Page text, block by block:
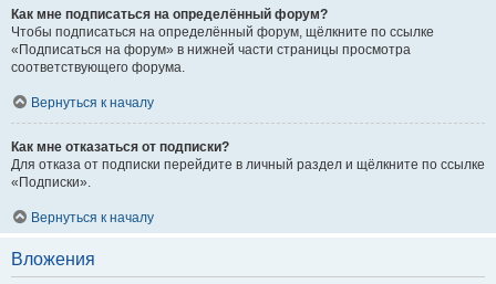
Как мне подписаться на определённый форум?
Чтобы подписаться на определённый форум, щёлкните по ссылке
«Подписаться на форум» в нижней части страницы просмотра
соответствующего форума.
Вернуться к началу
Как мне отказаться от подписки?
Для отказа от подписки перейдите в личный раздел и щёлкните по ссылке
«Подписки».
Вернуться к началу
Вложения